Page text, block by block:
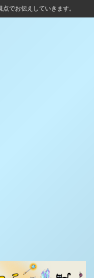
でお伝えしていきます。